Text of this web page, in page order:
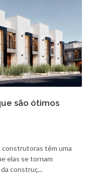
são ótimos
construtoras têm uma
elas se tornam
construç...